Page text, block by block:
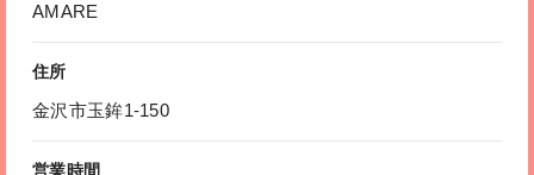
AMARE
住所
金沢市玉鉾1-150
営業時間